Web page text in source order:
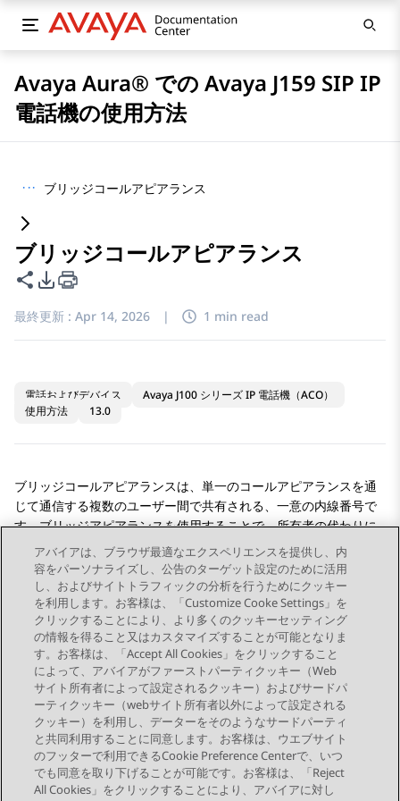
Avaya Aura® での Avaya J159 SIP IP
電話機の使用方法
··· ブリッジコールアピアランス
ブリッジコールアピアランス
このページを共有
PDFエクスポートオプション
最終更新 : Apr 14, 2026 | 1 min read
電話およびデバイス
Avaya J100 シリーズ IP 電話機（ACO）
使用方法
13.0
ブリッジコールアピアランスは、単一のコールアピアランスを通
じて通信する複数のユーザー間で共有される、一意の内線番号で
す。ブリッジアピアランスを使用することで、所有者の代わりに
通話の発信、受信、参加を行うことができます。ブリッジアピア
ランスでは、受信側の表示画面にブリッジの所有者の ID が表示さ
れる場合があります。
Send Feedback
トピックナビゲーション
前のトピック 次のトピック
アバイアは、ブラウザ最適なエクスペリエンスを提供し、内
容をパーソナライズし、公告のターゲット設定のために活用
し、およびサイトトラフィックの分析を行うためにクッキー
を利用します。お客様は、「Customize Cooke Settings」を
クリックすることにより、より多くのクッキーセッティング
の情報を得ること又はカスタマイズすることが可能となりま
す。お客様は、「Accept All Cookies」をクリックすること
によって、アバイアがファーストパーティクッキー（Web
サイト所有者によって設定されるクッキー）およびサードパ
ーティクッキー（webサイト所有者以外によって設定される
クッキー）を利用し、データーをそのようなサードパーティ
と共同利用することに同意します。お客様は、ウエブサイト
のフッターで利用できるCookie Preference Centerで、いつ
でも同意を取り下げることが可能です。お客様は、「Reject
All Cookies」をクリックすることにより、アバイアに対し